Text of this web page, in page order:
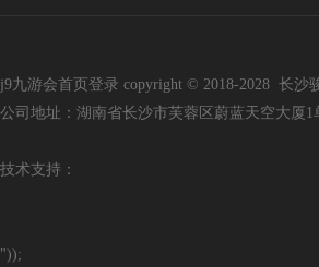
j9九游会首页登录 copyright © 2018-2028 长沙
公司地址：湖南省长沙市芙蓉区蔚蓝天空大厦1
技术支持：
"));